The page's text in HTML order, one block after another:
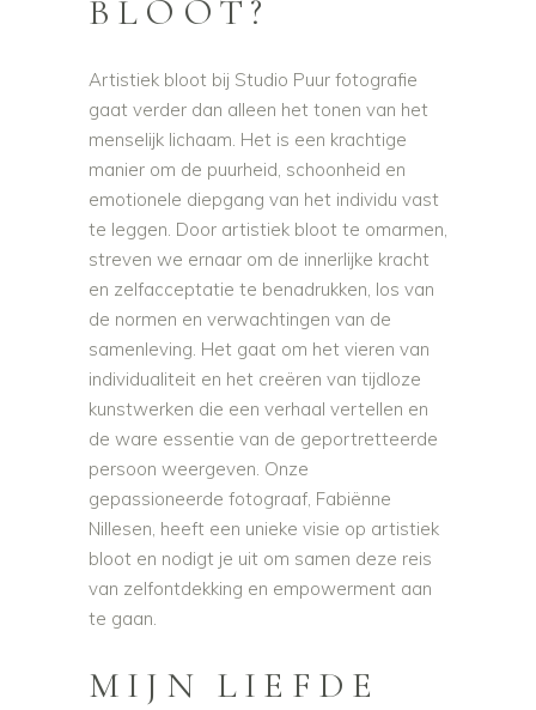
BLOOT?
Artistiek bloot bij Studio Puur fotografie
gaat verder dan alleen het tonen van het
menselijk lichaam. Het is een krachtige
manier om de puurheid, schoonheid en
emotionele diepgang van het individu vast
te leggen. Door artistiek bloot te omarmen,
streven we ernaar om de innerlijke kracht
en zelfacceptatie te benadrukken, los van
de normen en verwachtingen van de
samenleving. Het gaat om het vieren van
individualiteit en het creëren van tijdloze
kunstwerken die een verhaal vertellen en
de ware essentie van de geportretteerde
persoon weergeven. Onze
gepassioneerde fotograaf, Fabiënne
Nillesen, heeft een unieke visie op artistiek
bloot en nodigt je uit om samen deze reis
van zelfontdekking en empowerment aan
te gaan.
MIJN LIEFDE